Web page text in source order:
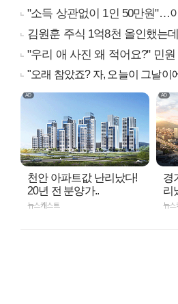
"소득 상관없이 1인 50만원"…
김원훈 주식 1억8천 올인했는
"우리 애 사진 왜 적어요?" 민
"오래 참았죠? 자, 오늘이 그날이
천안 아파트값 난리났다!
20년 전 분양가..
뉴스캐스트
경
리
뉴스